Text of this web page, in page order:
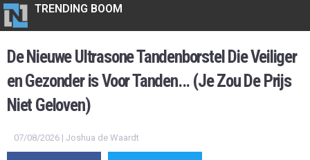
TRENDING BOOM
De Nieuwe Ultrasone Tandenborstel Die Veiliger
en Gezonder is Voor Tanden... (Je Zou De Prijs
Niet Geloven)
07/08/2026 | Joshua de Waardt